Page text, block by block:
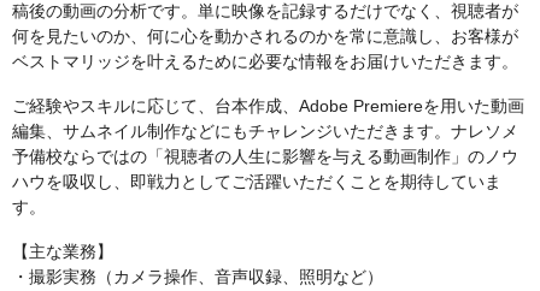
稿後の動画の分析です。単に映像を記録するだけでなく、視聴者が
何を見たいのか、何に心を動かされるのかを常に意識し、お客様が
ベストマリッジを叶えるために必要な情報をお届けいただきます。
ご経験やスキルに応じて、台本作成、Adobe Premiereを用いた動画
編集、サムネイル制作などにもチャレンジいただきます。ナレソメ
予備校ならではの「視聴者の人生に影響を与える動画制作」のノウ
ハウを吸収し、即戦力としてご活躍いただくことを期待していま
す。
【主な業務】
・撮影実務（カメラ操作、音声収録、照明など）